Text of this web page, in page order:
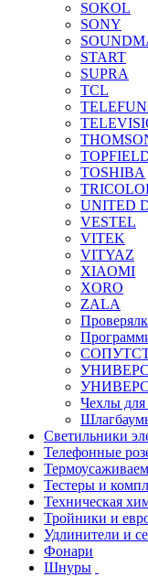
SOKOL
SONY
START
SUPRA
TCL
TOSHIBA
UNITED
VESTEL
VITEK
VITYAZ
XIAOMI
XORO
ZALA
Чехлы для
Светильники
Телефонные
Тестеры и
Техническая
Тройники и
Удлинители и
Фонари
Шнуры